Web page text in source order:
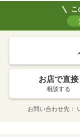
こ
お店で直接
相談する
お問い合わせ先